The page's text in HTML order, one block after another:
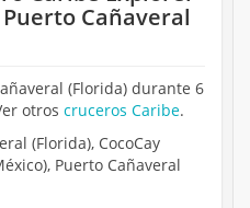
Puerto Cañaveral
(Florida) durante 6
otros cruceros Caribe.
(Florida), CocoCay
Puerto Cañaveral